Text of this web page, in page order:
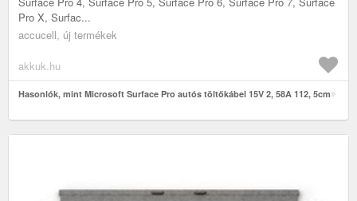
Pro X, Surfac...
accucell, új termékek
akkuk.hu
Hasonlók, mint Microsoft Surface Pro autós töltőkábel 15V 2, 58A 112, 5cm